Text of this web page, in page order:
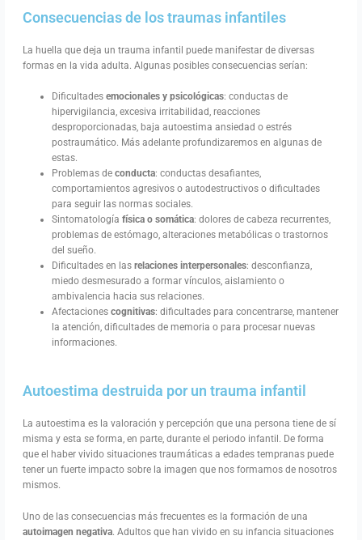
Consecuencias de los traumas infantiles
La huella que deja un trauma infantil puede manifestar de diversas
formas en la vida adulta. Algunas posibles consecuencias serían:
Dificultadesemocionales y psicológicas: conductas de
hipervigilancia, excesiva irritabilidad, reacciones
desproporcionadas, baja autoestima ansiedad o estrés
postraumático. Más adelante profundizaremos en algunas de
estas.
Problemas deconducta: conductas desafiantes,
comportamientos agresivos o autodestructivos o dificultades
para seguir las normas sociales.
Sintomatologíafísica o somática: dolores de cabeza recurrentes,
problemas de estómago, alteraciones metabólicas o trastornos
del sueño.
Dificultades en lasrelaciones interpersonales: desconfianza,
miedo desmesurado a formar vínculos, aislamiento o
ambivalencia hacia sus relaciones.
Afectacionescognitivas: dificultades para concentrarse, mantener
la atención, dificultades de memoria o para procesar nuevas
informaciones.
Autoestima destruida por un trauma infantil
La autoestima es la valoración y percepción que una persona tiene de sí
misma y esta se forma, en parte, durante el periodo infantil. De forma
que el haber vivido situaciones traumáticas a edades tempranas puede
tener un fuerte impacto sobre la imagen que nos formamos de nosotros
mismos.
Uno de las consecuencias más frecuentes es la formación de una
autoimagen negativa. Adultos que han vivido en su infancia situaciones